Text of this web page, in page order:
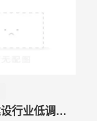
深圳外贸建设行业低调潜行中疯狂成长